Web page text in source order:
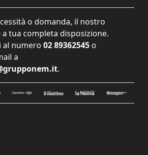
o domanda, il nostro
tua completa disposizione.
al numero 02 89362545 o
a
.